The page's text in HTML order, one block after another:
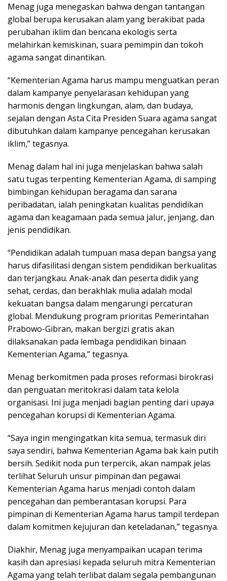
Menag juga menegaskan bahwa dengan tantangan
global berupa kerusakan alam yang berakibat pada
perubahan iklim dan bencana ekologis serta
melahirkan kemiskinan, suara pemimpin dan tokoh
agama sangat dinantikan.
“Kementerian Agama harus mampu menguatkan peran
dalam kampanye penyelarasan kehidupan yang
harmonis dengan lingkungan, alam, dan budaya,
sejalan dengan Asta Cita Presiden Suara agama sangat
dibutuhkan dalam kampanye pencegahan kerusakan
iklim,” tegasnya.
Menag dalam hal ini juga menjelaskan bahwa salah
satu tugas terpenting Kementerian Agama, di samping
bimbingan kehidupan beragama dan sarana
peribadatan, ialah peningkatan kualitas pendidikan
agama dan keagamaan pada semua jalur, jenjang, dan
jenis pendidikan.
“Pendidikan adalah tumpuan masa depan bangsa yang
harus difasilitasi dengan sistem pendidikan berkualitas
dan terjangkau. Anak-anak dan peserta didik yang
sehat, cerdas, dan berakhlak mulia adalah modal
kekuatan bangsa dalam mengarungi percaturan
global. Mendukung program prioritas Pemerintahan
Prabowo-Gibran, makan bergizi gratis akan
dilaksanakan pada lembaga pendidikan binaan
Kementerian Agama,” tegasnya.
Menag berkomitmen pada proses reformasi birokrasi
dan penguatan meritokrasi dalam tata kelola
organisasi. Ini juga menjadi bagian penting dari upaya
pencegahan korupsi di Kementerian Agama.
“Saya ingin mengingatkan kita semua, termasuk diri
saya sendiri, bahwa Kementerian Agama bak kain putih
bersih. Sedikit noda pun terpercik, akan nampak jelas
terlihat Seluruh unsur pimpinan dan pegawai
Kementerian Agama harus menjadi contoh dalam
pencegahan dan pemberantasan korupsi. Para
pimpinan di Kementerian Agama harus tampil terdepan
dalam komitmen kejujuran dan keteladanan,” tegasnya.
Diakhir, Menag juga menyampaikan ucapan terima
kasih dan apresiasi kepada seluruh mitra Kementerian
Agama yang telah terlibat dalam segala pembangunan